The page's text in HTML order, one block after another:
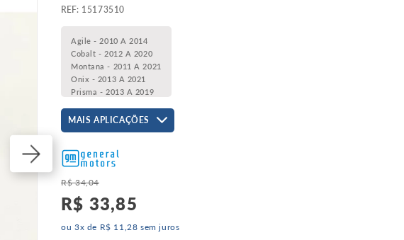
: 15173510
Agile - 2010 A 2014
Cobalt - 2012 A 2020
Montana - 2011 A 2021
Onix - 2013 A 2021
Prisma - 2013 A 2019
MAIS APLICAÇÕES
R$ 34,04
R$ 33,85
ou 3x de R$ 11 28 sem juros